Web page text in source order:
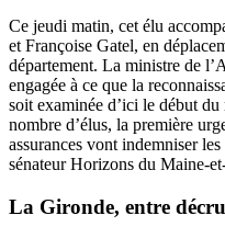
Ce jeudi matin, cet élu
et Françoise Gatel, en
département. La ministre de
engagée à ce que la
soit examinée d’ici le début
nombre d’élus, la première
assurances vont indemniser
sénateur Horizons du Maine-
La Gironde, entre